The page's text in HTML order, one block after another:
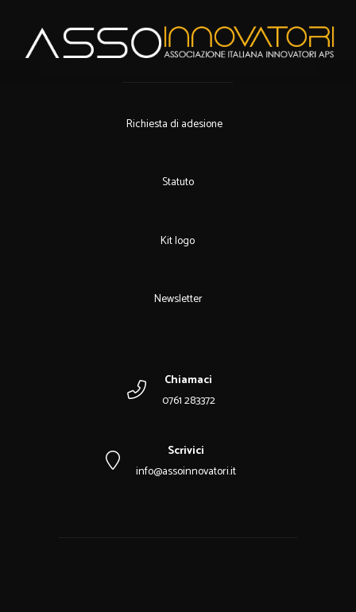
Richiesta di adesione
Statuto
Kit logo
Newsletter
Chiamaci
0761 283372
Scrivici
info@assoinnovatori.it